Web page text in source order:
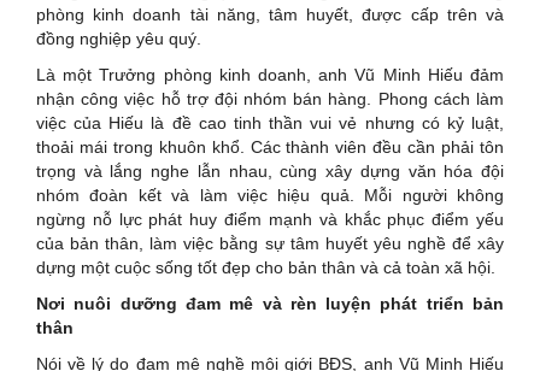
phòng kinh doanh tài năng, tâm huyết, được cấp trên và
đồng nghiệp yêu quý.
Là một Trưởng phòng kinh doanh, anh Vũ Minh Hiếu đảm
nhận công việc hỗ trợ đội nhóm bán hàng. Phong cách làm
việc của Hiếu là đề cao tinh thần vui vẻ nhưng có kỷ luật,
thoải mái trong khuôn khổ. Các thành viên đều cần phải tôn
trọng và lắng nghe lẫn nhau, cùng xây dựng văn hóa đội
nhóm đoàn kết và làm việc hiệu quả. Mỗi người không
ngừng nỗ lực phát huy điểm mạnh và khắc phục điểm yếu
của bản thân, làm việc bằng sự tâm huyết yêu nghề để xây
dựng một cuộc sống tốt đẹp cho bản thân và cả toàn xã hội.
Nơi nuôi dưỡng đam mê và rèn luyện phát triển bản
thân
Nói về lý do đam mê nghề môi giới BĐS, anh Vũ Minh Hiếu